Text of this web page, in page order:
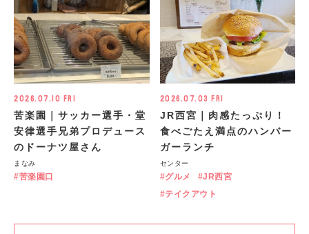
2026.07.10 Fri
苦楽園｜サッカー選手・堂
安律選手兄弟プロデュース
のドーナツ屋さん
まなみ
苦楽園口
2026.07.03 Fri
JR西宮｜肉感たっぷり！
食べごたえ満点のハンバー
ガーランチ
センター
グルメ
JR西宮
テイクアウト